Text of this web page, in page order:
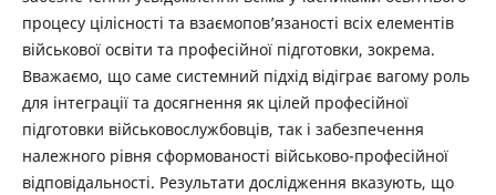
процесу цілісності та взаємопов’язаності всіх елементів
військової освіти та професійної підготовки, зокрема.
Вважаємо, що саме системний підхід відіграє вагому роль
для інтеграції та досягнення як цілей професійної
підготовки військовослужбовців, так і забезпечення
належного рівня сформованості військово-професійної
відповідальності. Результати дослідження вказують, що